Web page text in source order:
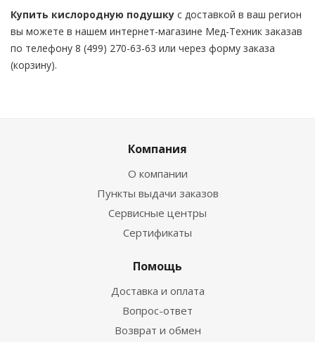
Купить кислородную подушку с доставкой в ваш регион
вы можете в нашем интернет-магазине Мед-Техник заказав
по телефону 8 (499) 270-63-63 или через форму заказа
(корзину).
Компания
О компании
Пункты выдачи заказов
Сервисные центры
Сертификаты
Помощь
Доставка и оплата
Вопрос-ответ
Возврат и обмен